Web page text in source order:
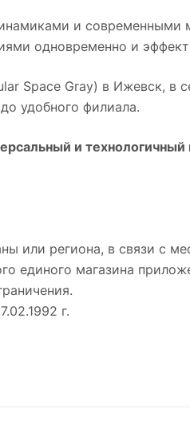
и современными
одновременно и
Space Gray) в Ижевск, в
удобного филиала.
и
или региона, в связи с
единого магазина
г.